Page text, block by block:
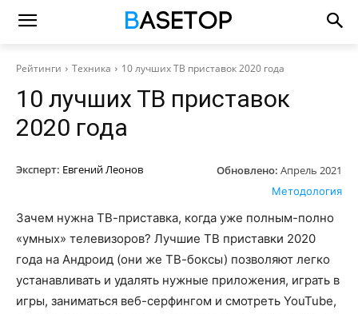
Рейтинги Техника 10 лучших ТВ приставок 2020 года
10 лучших ТВ приставок
2020 года
Эксперт: Евгений Леонов Обновлено: Апрель 2021
Методология
Зачем нужна ТВ-приставка, когда уже полным-полно
«умных» телевизоров? Лучшие ТВ приставки 2020
года на Андроид (они же ТВ-боксы) позволяют легко
устанавливать и удалять нужные приложения, играть в
игры, заниматься веб-серфингом и смотреть YouTube,